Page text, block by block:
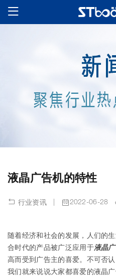
液晶广告机的特性
行业资讯| 2022-06-28
随着经济和社会的发展，人们的
合时代的产品被广泛应用于液晶
高而受到广告主的喜爱。不可否
我们就来说说大家都喜爱的液晶广